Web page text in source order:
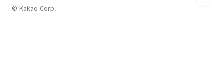
© Kakao Corp.